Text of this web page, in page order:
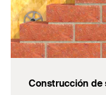
Construcción de